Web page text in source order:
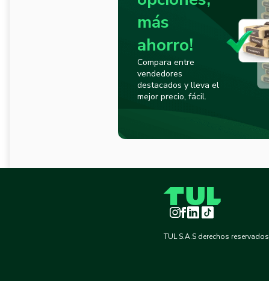
más
ahorro!
Compara entre
vendedores
destacados y lleva el
mejor precio, fácil.
Instagram
Facebook
LinkedInTikTok
TUL S.A.S derechos reservados